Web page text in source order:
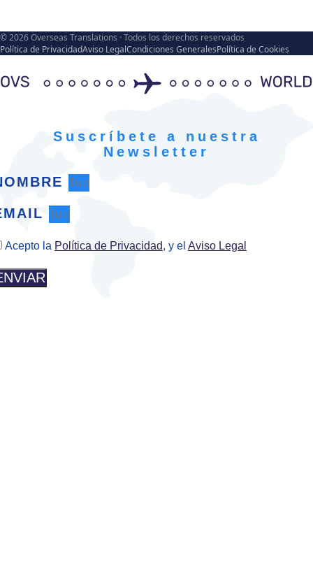
© 2026 Overseas Translations · Todos los derechos reservados
Política de PrivacidadAviso LegalCondiciones GeneralesPolítica de Cookies
Suscríbete a nuestra
Newsletter
Acepto la Política de Privacidad, y el Aviso Legal